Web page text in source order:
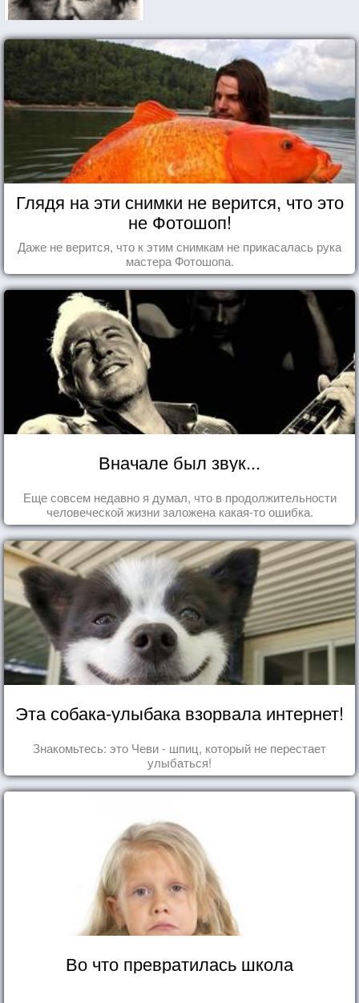
Глядя на эти снимки не верится, что это
не Фотошоп!
Даже не верится, что к этим снимкам не прикасалась рука
мастера Фотошопа.
Вначале был звук...
Еще совсем недавно я думал, что в продолжительности
человеческой жизни заложена какая-то ошибка.
Эта собака-улыбака взорвала интернет!
Знакомьтесь: это Чеви - шпиц, который не перестает
улыбаться!
Во что превратилась школа